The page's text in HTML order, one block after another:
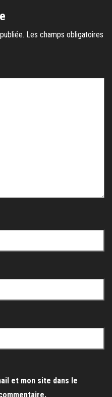
Les champs obligatoires
et mon site dans le